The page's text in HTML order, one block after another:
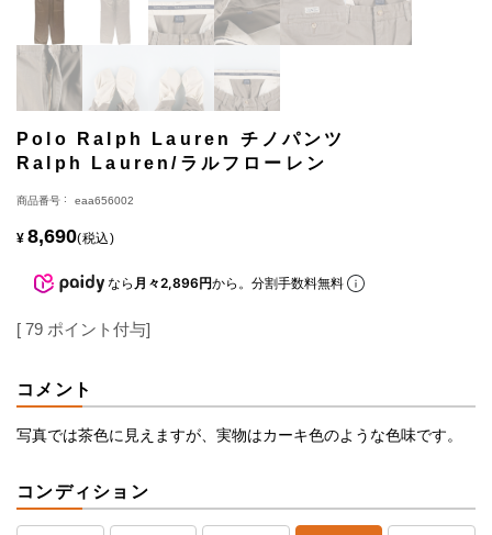
Polo Ralph Lauren チノパンツ
Ralph Lauren/ラルフローレン
商品番号 eaa656002
¥ 8,690 税込
なら 月々2,896円から。分割手数料無料
[ 79 ポイント付与]
コメント
写真では茶色に見えますが、実物はカーキ色のような色味です。
コンディション